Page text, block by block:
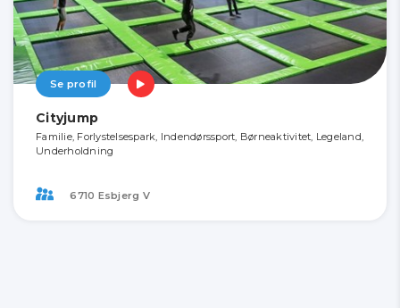
Se profil
Cityjump
Familie, Forlystelsespark, Indendørssport, Børneaktivitet, Legeland,
Underholdning
6710 Esbjerg V